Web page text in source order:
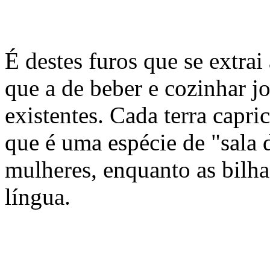
É destes furos que se
que a de beber e cozinhar
existentes. Cada terra
que é uma espécie de
mulheres, enquanto as
língua.